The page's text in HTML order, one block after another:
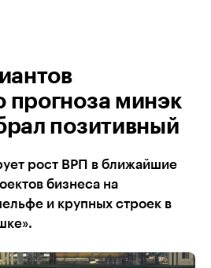
прогноза минэк
позитивный
рост ВРП в ближайшие
бизнеса на
и крупных строек в